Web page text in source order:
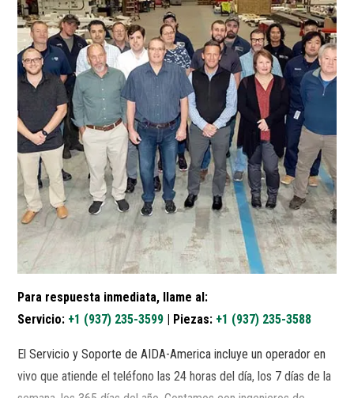
Para respuesta inmediata, llame al:
Servicio: +1 (937) 235-3599 | Piezas: +1 (937) 235-3588
El Servicio y Soporte de AIDA-America incluye un operador en
vivo que atiende el teléfono las 24 horas del día, los 7 días de la